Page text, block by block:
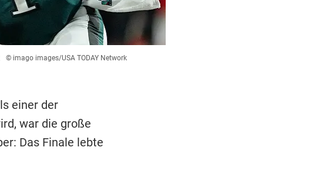
© imago images/USA TODAY Network
einer der
war die große
Das Finale lebte